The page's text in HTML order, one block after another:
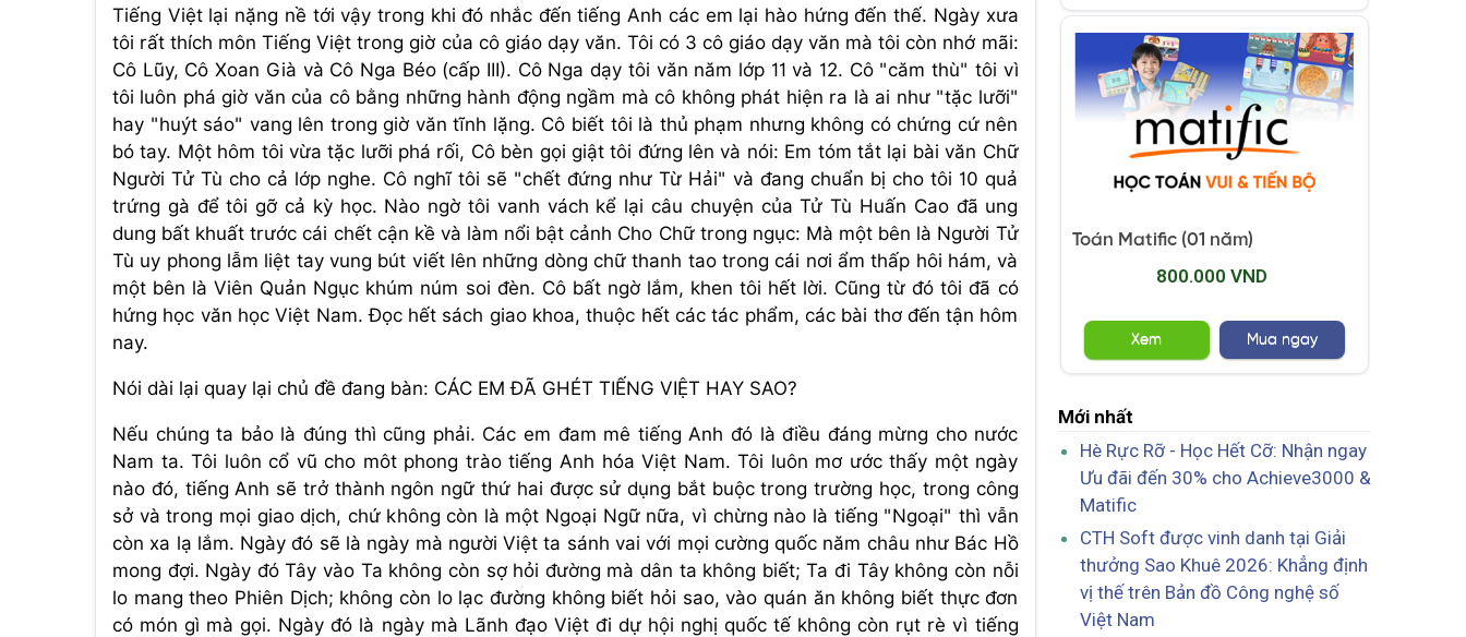
Tiếng Việt lại nặng nề tới vậy trong khi đó nhắc đến tiếng Anh các em lại hào hứng đến thế. Ngày xưa
tôi rất thích môn Tiếng Việt trong giờ của cô giáo dạy văn. Tôi có 3 cô giáo dạy văn mà tôi còn nhớ mãi:
Cô Lũy, Cô Xoan Già và Cô Nga Béo (cấp III). Cô Nga dạy tôi văn năm lớp 11 và 12. Cô "căm thù" tôi vì
tôi luôn phá giờ văn của cô bằng những hành động ngầm mà cô không phát hiện ra là ai như "tặc lưỡi"
hay "huýt sáo" vang lên trong giờ văn tĩnh lặng. Cô biết tôi là thủ phạm nhưng không có chứng cứ nên
bó tay. Một hôm tôi vừa tặc lưỡi phá rối, Cô bèn gọi giật tôi đứng lên và nói: Em tóm tắt lại bài văn Chữ
Người Tử Tù cho cả lớp nghe. Cô nghĩ tôi sẽ "chết đứng như Từ Hải" và đang chuẩn bị cho tôi 10 quả
trứng gà để tôi gỡ cả kỳ học. Nào ngờ tôi vanh vách kể lại câu chuyện của Tử Tù Huấn Cao đã ung
dung bất khuất trước cái chết cận kề và làm nổi bật cảnh Cho Chữ trong ngục: Mà một bên là Người Tử
Tù uy phong lẫm liệt tay vung bút viết lên những dòng chữ thanh tao trong cái nơi ẩm thấp hôi hám, và
một bên là Viên Quản Ngục khúm núm soi đèn. Cô bất ngờ lắm, khen tôi hết lời. Cũng từ đó tôi đã có
hứng học văn học Việt Nam. Đọc hết sách giao khoa, thuộc hết các tác phẩm, các bài thơ đến tận hôm
nay.
Nói dài lại quay lại chủ đề đang bàn: CÁC EM ĐÃ GHÉT TIẾNG VIỆT HAY SAO?
Nếu chúng ta bảo là đúng thì cũng phải. Các em đam mê tiếng Anh đó là điều đáng mừng cho nước
Nam ta. Tôi luôn cổ vũ cho môt phong trào tiếng Anh hóa Việt Nam. Tôi luôn mơ ước thấy một ngày
nào đó, tiếng Anh sẽ trở thành ngôn ngữ thứ hai được sử dụng bắt buộc trong trường học, trong công
sở và trong mọi giao dịch, chứ không còn là một Ngoại Ngữ nữa, vì chừng nào là tiếng "Ngoại" thì vẫn
còn xa lạ lắm. Ngày đó sẽ là ngày mà người Việt ta sánh vai với mọi cường quốc năm châu như Bác Hồ
mong đợi. Ngày đó Tây vào Ta không còn sợ hỏi đường mà dân ta không biết; Ta đi Tây không còn nỗi
lo mang theo Phiên Dịch; không còn lo lạc đường không biết hỏi sao, vào quán ăn không biết thực đơn
có món gì mà gọi. Ngày đó là ngày mà Lãnh đạo Việt đi dự hội nghị quốc tế không còn rụt rè vì tiếng
Toán Matific (01 năm)
800.000 VND
Xem Mua ngay
Mới nhất
Hè Rực Rỡ - Học Hết Cỡ: Nhận ngay
Ưu đãi đến 30% cho Achieve3000 &
Matific
CTH Soft được vinh danh tại Giải
thưởng Sao Khuê 2026: Khẳng định
vị thế trên Bản đồ Công nghệ số
Việt Nam